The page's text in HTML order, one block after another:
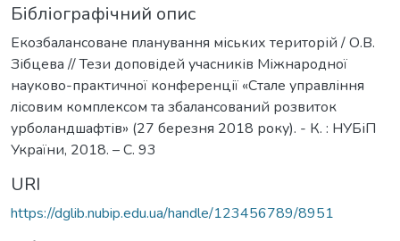
Бібліографічний опис
Екозбалансоване планування міських територій / О.В.
Зібцева // Тези доповідей учасників Міжнародної
науково-практичної конференції «Стале управління
лісовим комплексом та збалансований розвиток
урболандшафтів» (27 березня 2018 року). - К. : НУБіП
України, 2018. – С. 93
URI
https://dglib.nubip.edu.ua/handle/123456789/8951